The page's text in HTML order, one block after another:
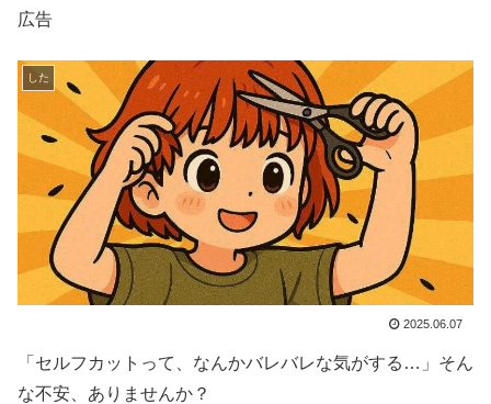
広告
した
2025.06.07
「セルフカットって、なんかバレバレな気がする…」そん
な不安、ありませんか？